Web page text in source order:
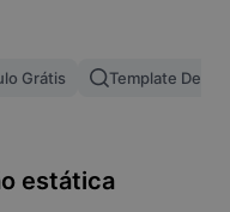
Grátis Template De
estática